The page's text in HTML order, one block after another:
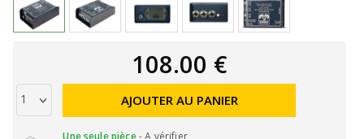
108.00 €
AJOUTER AU PANIER
Une seule pièce- A vérifier